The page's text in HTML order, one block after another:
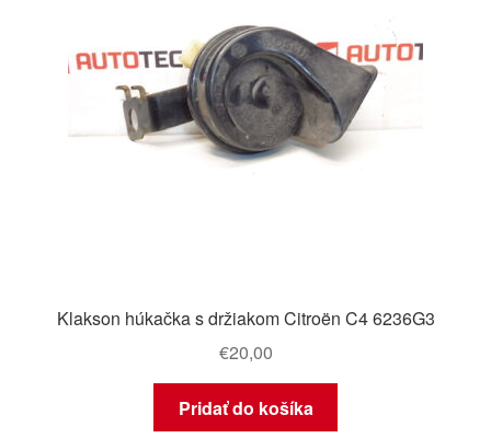
Klakson húkačka s držiakom Citroën C4 6236G3
€20,00
Pridať do košíka